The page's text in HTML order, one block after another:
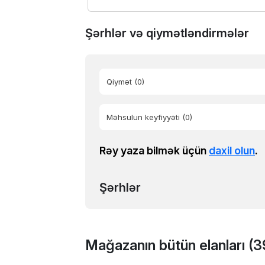
Şərhlər və qiymətləndirmələr
Qiymət (0)
Məhsulun keyfiyyəti (0)
Rəy yaza bilmək üçün daxil olun.
Şərhlər
Mağazanın bütün elanları